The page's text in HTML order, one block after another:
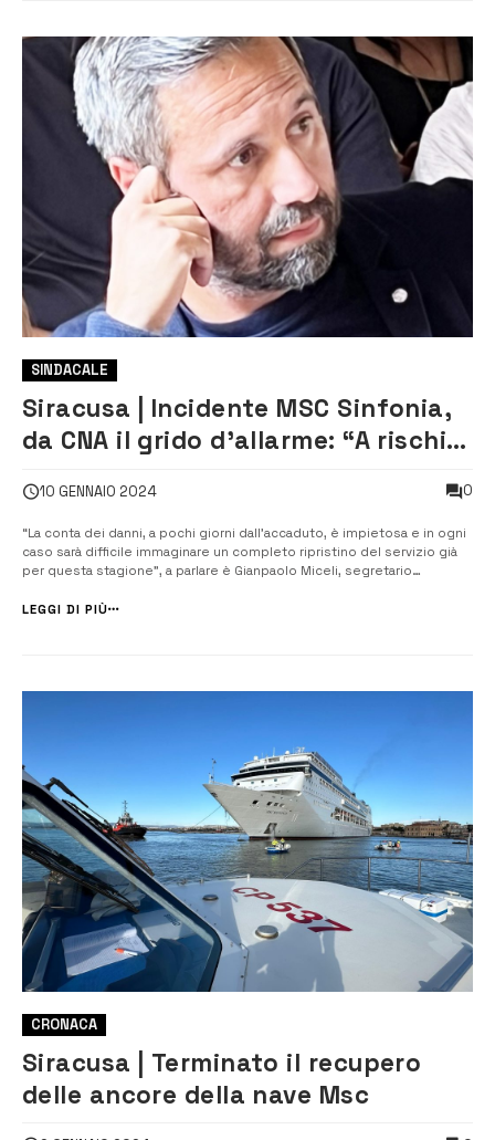
SINDACALE
Siracusa | Incidente MSC Sinfonia,
da CNA il grido d’allarme: “A rischio
10 GENNAIO 2024 0
“La conta dei danni, a pochi giorni dall’accaduto, è impietosa e in ogni
caso sarà difficile immaginare un completo ripristino del servizio già
per questa stagione”, a parlare è Gianpaolo Miceli, segretario
Siracusa a seguito del maltempo. “A prescindere dalle eventuali
LEGGI DI PIÙ
CRONACA
Siracusa | Terminato il recupero
delle ancore della nave Msc